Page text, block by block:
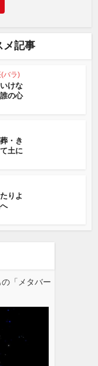
メ記事
バラ)
けな
の心
・き
土に
りよ
「メタバー